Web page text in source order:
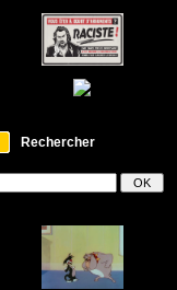
Rechercher